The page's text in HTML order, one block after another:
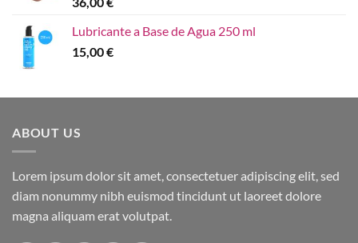
Lubricante a Base de Agua 250 ml
15,00€
ABOUT US
Lorem ipsum dolor sit amet, consectetuer adipiscing elit, sed
diam nonummy nibh euismod tincidunt ut laoreet dolore
magna aliquam erat volutpat.